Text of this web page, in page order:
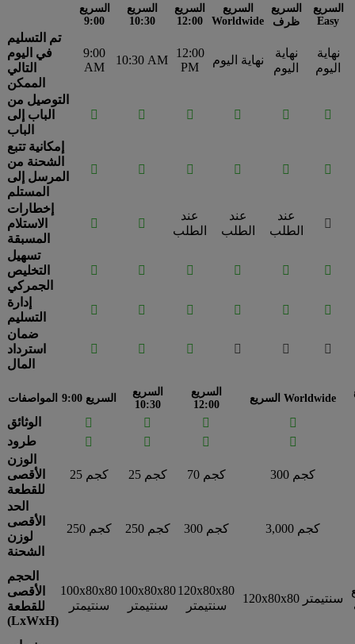
السريع
9:00
السريع
10:30
السريع
12:00
السريع
Worldwide
السريع
ظرف
السريع
Easy
تم التسليم
في اليوم
التالي
الممكن
9:00
AM
10:30 AM
12:00
PM
نهاية اليوم
نهاية
اليوم
نهاية
اليوم
التوصيل من
الباب إلى
الباب
     
إمكانية تتبع
الشحنة من
المرسل إلى
المستلم
     
إخطارات
الاستلام
المسبقة
 
عند
الطلب
عند
الطلب
عند
الطلب

تسهيل
التخليص
الجمركي
     
إدارة
التسليم
    

ضمان
استرداد
المال
     
المواصفات السريع 9:00
السريع
10:30
السريع
12:00
السريع Worldwide
الوثائق   

طرود
  

الوزن
الأقصى
للقطعة
25 كجم 25 كجم 70 كجم 300 كجم
الحد
الأقصى
لوزن
الشحنة
250 كجم 250 كجم 300 كجم 3,000 كجم
الحجم
الأقصى
للقطعة
(LxWxH)
100x80x80
سنتيمتر
100x80x80
سنتيمتر
120x80x80
سنتيمتر
120x80x80 سنتيمتر